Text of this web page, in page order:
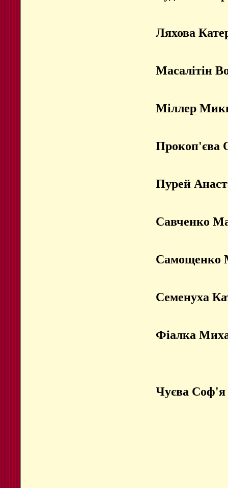
Ляхова
Масалітін
Міллер
Прокоп'єва
Пурей
Савченко
Самощенко
Семенуха
Фіалка
Чуєва Соф'я